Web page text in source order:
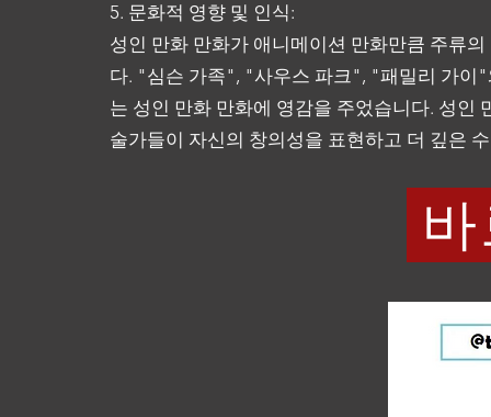
5. 문화적 영향 및 인식:
성인 만화 만화가 애니메이션 만화만큼 주류
다. "심슨 가족", "사우스 파크", "패밀리 가이
는 성인 만화 만화에 영감을 주었습니다. 성인
술가들이 자신의 창의성을 표현하고 더 깊은